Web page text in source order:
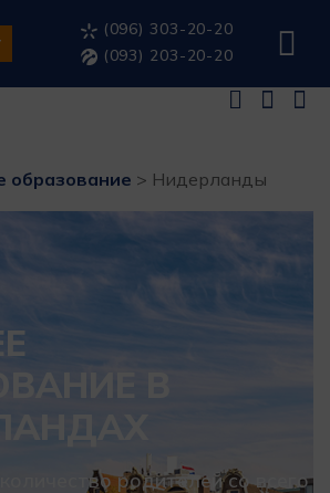
(096) 303-20-20
(093) 203-20-20
образование > Нидерланды
В
родителей со всего